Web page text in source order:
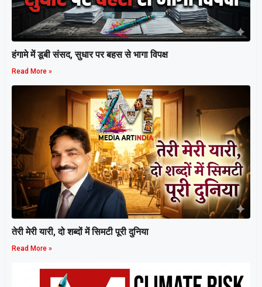
हंगामे में डूबी संसद, सुधार पर बहस से भागा विपक्ष
Read More »
तेरी मेरी यारी, दो शब्दों में सिमटी पूरी दुनिया
Read More »